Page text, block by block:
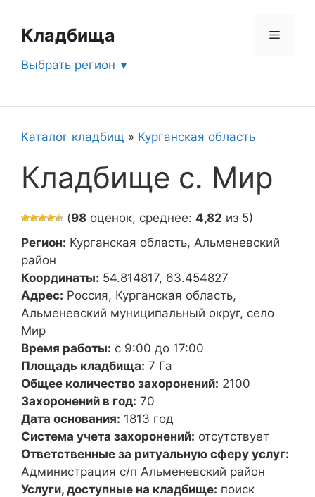
содержимому
Кладбища Меню
Выбрать регион
Каталог кладбищ » Курганская область
Кладбище с. Мир
(98 оценок, среднее: 4,82 из 5)
Регион: Курганская область, Альменевский
район
Координаты: 54.814817, 63.454827
Адрес: Россия, Курганская область,
Альменевский муниципальный округ, село
Мир
Время работы: с 9:00 до 17:00
Площадь кладбища: 7 Га
Общее количество захоронений: 2100
Захоронений в год: 70
Дата основания: 1813 год
Система учета захоронений: отсутствует
Ответственные за ритуальную сферу услуг:
Администрация с/п Альменевский район
Услуги, доступные на кладбище: поиск